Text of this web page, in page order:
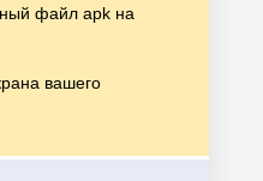
файл apk на
вашего